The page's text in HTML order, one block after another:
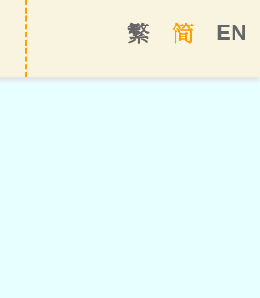
EN
简
繁